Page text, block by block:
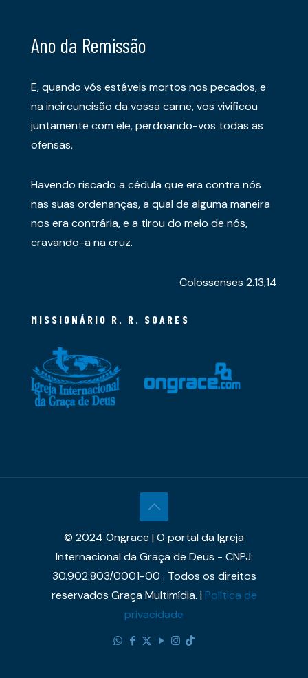
Ano da Remissão
E, quando vós estáveis mortos nos pecados, e
na incircuncisão da vossa carne, vos vivificou
juntamente com ele, perdoando-vos todas as
ofensas,
Havendo riscado a cédula que era contra nós
nas suas ordenanças, a qual de alguma maneira
nos era contrária, e a tirou do meio de nós,
cravando-a na cruz.
Colossenses 2.13,14
MISSIONÁRIO R. R. SOARES
© 2024 Ongrace | O portal da Igreja
Internacional da Graça de Deus - CNPJ:
30.902.803/0001-00 . Todos os direitos
reservados Graça Multimídia. |Política de
privacidade